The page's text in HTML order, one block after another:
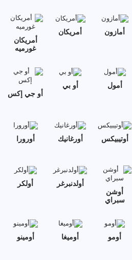
أمازون
أمريكان
أمريكان
غورميه
أمول
أو بي
أو جي إكس
أوتيبيكس أورغانيك أورورا
أوشن
سبراي
أولدنبرغر أولكر
أومو أوميغا أومينو